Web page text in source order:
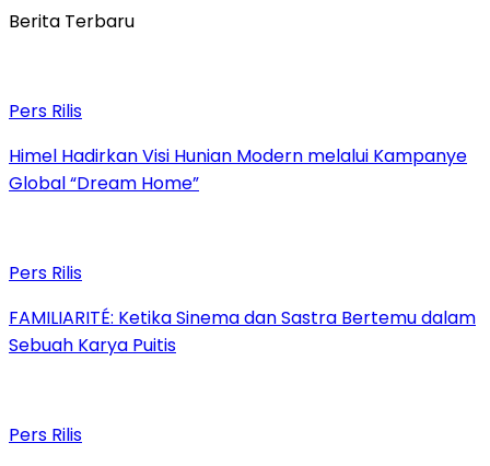
Berita Terbaru
Pers Rilis
Himel Hadirkan Visi Hunian Modern melalui Kampanye
Global “Dream Home”
Pers Rilis
FAMILIARITÉ: Ketika Sinema dan Sastra Bertemu dalam
Sebuah Karya Puitis
Pers Rilis